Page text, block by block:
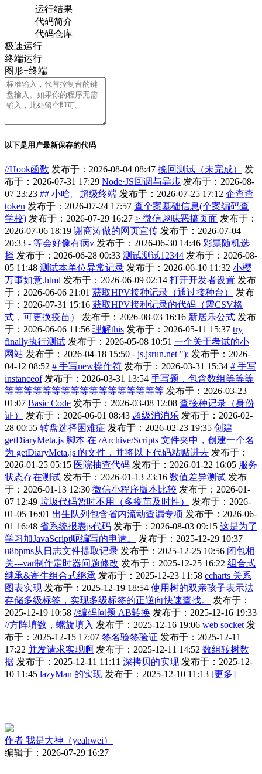
运行结果
代码简介
代码仓库
极速运行
终端运行
图形+终端
以下是用户最新保存的代码
//Hook函数 发布于：2026-08-04 08:47 挽回测试（未完成）
发
布于：2026-07-31 17:29 Node·JS回调与异步 发布于：2026-08-
07 23:23 ## 小哈。超级终端 发布于：2026-07-25 17:12 企查查
token 发布于：2026-07-24 17:57 查个案基础信息(个案编码查
学校) 发布于：2026-07-29 16:27 > 微信趣味恶搞页面 发布于：
2026-07-06 18:19 谢商涛做的网页宣传 发布于：2026-07-04
20:33 - 等会好像有病v 发布于：2026-06-30 14:46 彩票随机选
择 发布于：2026-06-28 00:33 测试测试12344 发布于：2026-08-
05 11:48 测试本单位异常记录 发布于：2026-06-10 11:32 小樱
万事如意.html 发布于：2026-06-09 02:14 打开开发者设置 发布
于：2026-06-06 21:01 获取HPV接种记录（通过接种台）
发布
于：2026-07-31 15:16 获取HPV接种记录的代码（需CSV格
式，可更换疫苗）
发布于：2026-08-03 16:16 新居乐公式 发布
于：2026-06-06 11:56 理解this 发布于：2026-05-11 15:37 try
finally执行测试 发布于：2026-05-08 10:51 一个关于考试的小
网站 发布于：2026-04-18 15:50 - js.jsrun.net "); 发布于：2026-
04-12 08:52 # 手写new操作符 发布于：2026-03-31 15:34 # 手写
instanceof 发布于：2026-03-31 13:54 手写题，包含数组等等等
等等等等等等等等等等等等等等等等等 发布于：2026-03-23
01:07 Basic Code 发布于：2026-03-08 12:08 查接种记录（身份
证）
发布于：2026-06-01 08:43 超级消消乐 发布于：2026-02-
28 00:55 转盘选择困难症 发布于：2026-02-23 19:35 创建
getDiaryMeta.js 脚本 在 /Archive/Scripts 文件夹中，创建一个名
为 getDiaryMeta.js 的文件，并将以下代码粘贴进去 发布于：
2026-01-25 05:15 医院抽查代码 发布于：2026-01-22 16:05 服务
状态存在测试 发布于：2026-01-13 23:16 数值差异测试 发布
于：2026-01-13 12:30 微信小程序版本比较 发布于：2026-01-
07 12:49 垃圾代码暂时不用（多疫苗及时性）
发布于：2026-
01-05 16:01 出生队列包含省内流动查漏专项 发布于：2026-06-
01 16:48 省系统报表js代码 发布于：2026-08-03 09:15 这是为了
学习加JavaScript呃编写的申请。
发布于：2025-12-29 10:37
u8bpms从日志文件提取记录 发布于：2025-12-25 10:56 闭包相
关---var制作定时器问题修改 发布于：2025-12-25 16:22 组合式
继承&寄生组合式继承 发布于：2025-12-23 11:58 echarts 关系
图表实现 发布于：2025-12-19 18:54 使用树的双亲孩子表示法
存储多级标签，实现多级标签的正逆向快速查找。
发布于：
2025-12-19 10:58 //编码问题 AB转换 发布于：2025-12-16 19:33
//方阵填数，螺旋填入 发布于：2025-12-16 19:06 web socket 发
布于：2025-12-15 17:07 签名验签验证 发布于：2025-12-11
17:22 并发请求实现啊 发布于：2025-12-11 14:52 数组转树数
据 发布于：2025-12-11 11:11 深拷贝的实现 发布于：2025-12-
10 11:45 lazyMan 的实现 发布于：2025-12-10 11:13 [更多]
作者 我是大神（yeahwei）
编辑于：2026-07-29 16:27